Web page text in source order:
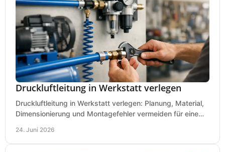
Druckluftleitung in Werkstatt verlegen
Druckluftleitung in Werkstatt verlegen: Planung, Material,
Dimensionierung und Montagefehler vermeiden für eine
24. Juni 2026